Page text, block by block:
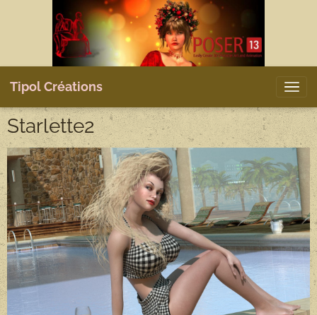
Tipol Créations
Starlette2